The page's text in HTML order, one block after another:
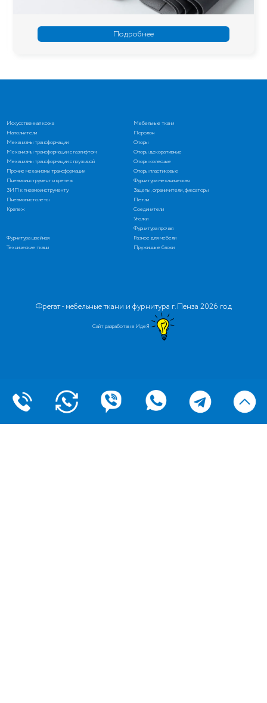
Искусственная кожа
Мебельные ткани
Наполнители
Поролон
Механизмы трансформации
Механизмы трансформации с газлифтом
Механизмы трансформации с пружиной
Прочие механизмы трансформации
Опоры
Опоры декоративные
Опоры колесные
Опоры пластиковые
Пневмоинструмент и крепеж
ЗИП к пневмоинструменту
Пневмопистолеты
Крепеж
Фурнитура механическая
Зацепы, ограничители, фиксаторы
Петли
Соединители
Уголки
Фурнитура прочая
Фурнитура швейная
Разное для мебели
Технические ткани
Пружинные блоки
Фрегат - мебельные ткани и фурнитура г. Пенза 2026 год
Сайт разработан в ИдеЯ